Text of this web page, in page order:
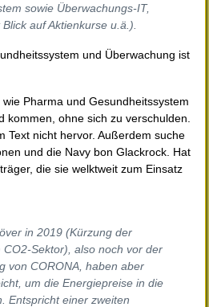
sowie Überwachungs-IT,
auf Aktienkurse u.ä.).
und Überwachung ist
Pharma und Gesundheitssystem
kommen, ohne sich zu verschulden.
Text nicht hervor. Außerdem suche
und die Navy bon Glackrock. Hat
die sie welktweit zum Einsatz
in 2019 (Kürzung der
CO2-Sektor), also noch vor der
von CORONA, haben aber
um die Energiepreise in die
Entspricht einer zweiten